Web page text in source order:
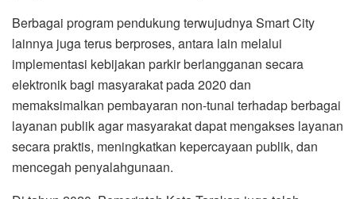
Berbagai program pendukung terwujudnya Smart City
lainnya juga terus berproses, antara lain melalui
implementasi kebijakan parkir berlangganan secara
elektronik bagi masyarakat pada 2020 dan
memaksimalkan pembayaran non-tunai terhadap berbagai
layanan publik agar masyarakat dapat mengakses layanan
secara praktis, meningkatkan kepercayaan publik, dan
mencegah penyalahgunaan.